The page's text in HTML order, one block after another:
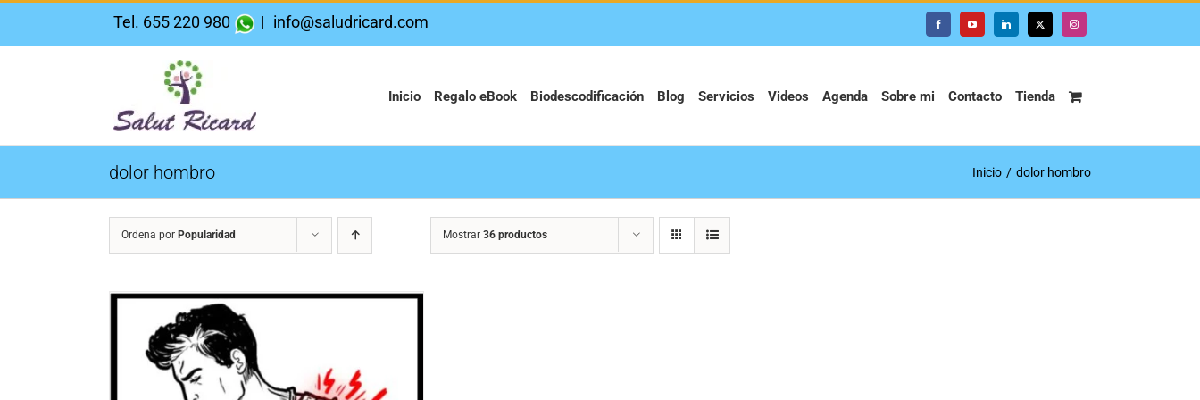
Tel. 655 220 980 | info@saludricard.com FacebookYouTube LinkedIn X Instagram
Inicio Regalo eBook Biodescodificación Blog Servicios Videos Agenda Sobre mi Contacto Tienda
dolor hombro Inicio dolor hombro
Ordena por Popularidad Mostrar 36 productos